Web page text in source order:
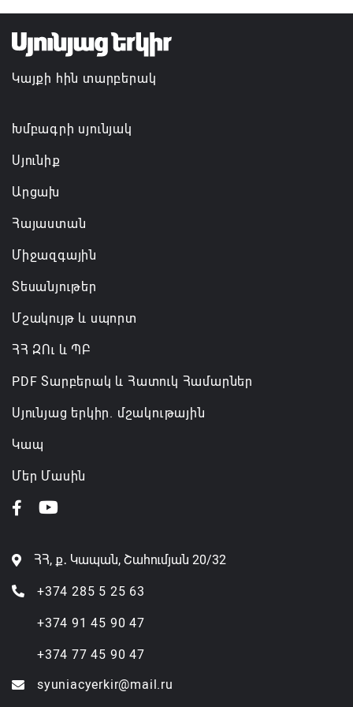
նախաձեռնությամբ ճանապարհաշինական
մեծածավալ աշխատանքներ՝ գյուղական
բնակավայրերում
Կայքի հին տարբերակ
Խմբագրի սյունյակ
Սյունիք
Արցախ
Հայաստան
Միջազգային
Տեսանյութեր
Մշակույթ և սպորտ
ՀՀ ԶՈւ և ՊԲ
PDF Տարբերակ և Հատուկ Համարներ
Սյունյաց երկիր. մշակութային
Կապ
Մեր Մասին
ՀՀ, ք․ Կապան, Շահումյան 20/32
+374 285 5 25 63
+374 91 45 90 47
+374 77 45 90 47
syuniacyerkir@mail.ru